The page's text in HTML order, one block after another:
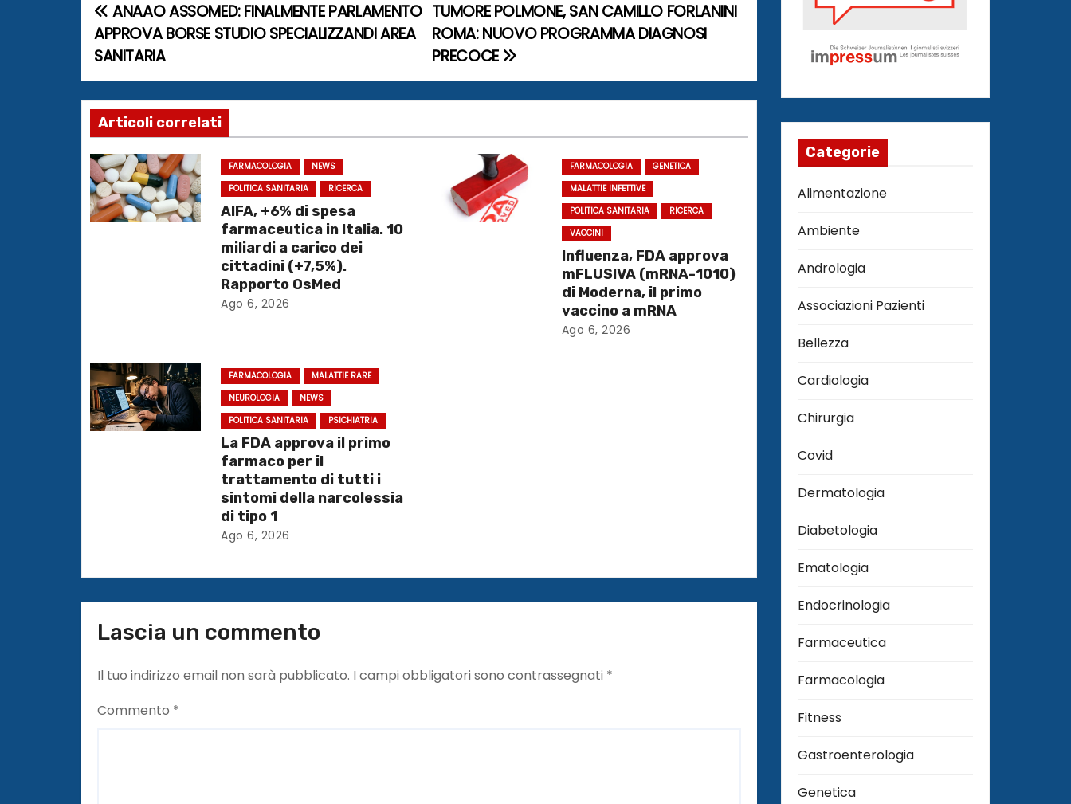
N
a
v
i
g
a
z
a
r
l
i
TUMORE POLMONE, SAN CAMILLO FORLANINI
ROMA: NUOVO PROGRAMMA DIAGNOSI
PRECOCE
ANAAO ASSOMED: FINALMENTE PARLAMENTO
APPROVA BORSE STUDIO SPECIALIZZANDI AREA
SANITARIA
Articoli correlati
FARMACOLOGIA
NEWS
POLITICA SANITARIA
RICERCA
AIFA, +6% di spesa
farmaceutica in Italia. 10
miliardi a carico dei
cittadini (+7,5%).
Rapporto OsMed
Ago 6, 2026
FARMACOLOGIA
GENETICA
MALATTIE INFETTIVE
POLITICA SANITARIA
RICERCA
VACCINI
Influenza, FDA approva
mFLUSIVA (mRNA-1010)
di Moderna, il primo
vaccino a mRNA
Ago 6, 2026
FARMACOLOGIA
MALATTIE RARE
NEUROLOGIA
NEWS
POLITICA SANITARIA
PSICHIATRIA
La FDA approva il primo
farmaco per il
trattamento di tutti i
sintomi della narcolessia
di tipo 1
Ago 6, 2026
Lascia un commento
Il tuo indirizzo email non sarà pubblicato. I campi obbligatori sono contrassegnati *
Commento *
Categorie
Alimentazione
Ambiente
Andrologia
Associazioni Pazienti
Bellezza
Cardiologia
Chirurgia
Covid
Dermatologia
Diabetologia
Ematologia
Endocrinologia
Farmaceutica
Farmacologia
Fitness
Gastroenterologia
Genetica